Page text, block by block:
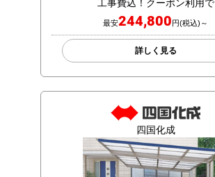
工事費込！クーポン利用で
最安244,800円(税込)～
詳しく見る
四国化成